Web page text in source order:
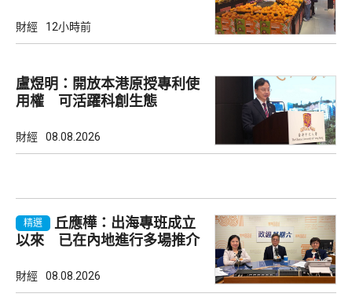
財經 12小時前
盧煜明：開放本港原授專利使
用權 可活躍科創生態
財經 08.08.2026
精選
丘應樺：出海專班成立
以來 已在內地進行多場推介
財經 08.08.2026